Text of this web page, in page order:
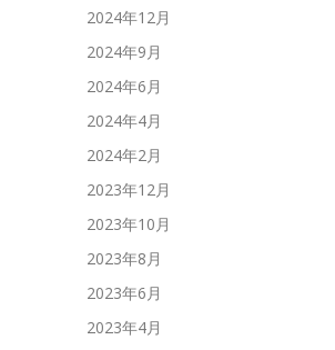
2024年12月
2024年9月
2024年6月
2024年4月
2024年2月
2023年12月
2023年10月
2023年8月
2023年6月
2023年4月